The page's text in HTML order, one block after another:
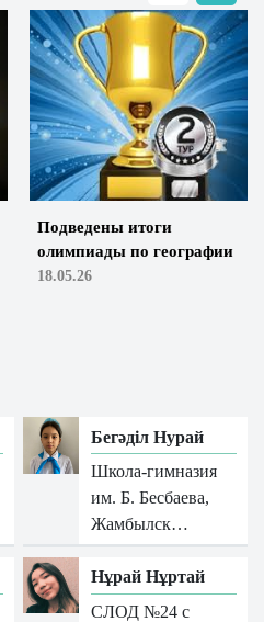
Подведены итоги
олимпиады по географии
18.05.26
Бегәділ Нурай
Школа-гимназия
им. Б. Бесбаева,
Жамбылск…
Нұрай Нұртай
СЛОД №24 с